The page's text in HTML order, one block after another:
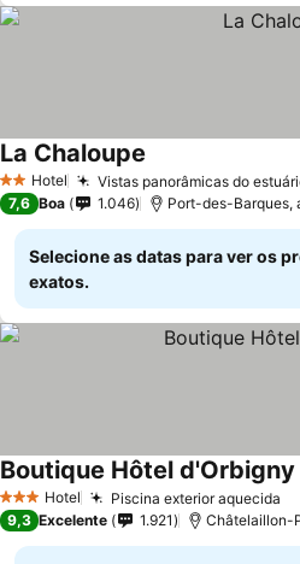
2 Estrelas
Hotel Vistas panorâmicas do
La Chaloupe
7,6 Boa 1.046 Port-des-Barques,
Selecione as datas para ver os
exatos.
3 EstrelasHotel Piscina exterior aquecida
Boutique Hôtel d'Orbigny
9,3 Excelente 1.921 Châtelaillon-